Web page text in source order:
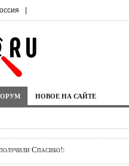
|
НОВОЕ НА САЙТЕ
Спасибо!: